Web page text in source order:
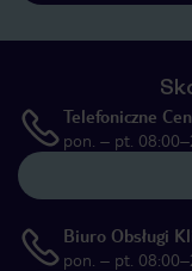
Telefoniczne
pon. – pt.
Biuro Obsługi
pon. – pt.